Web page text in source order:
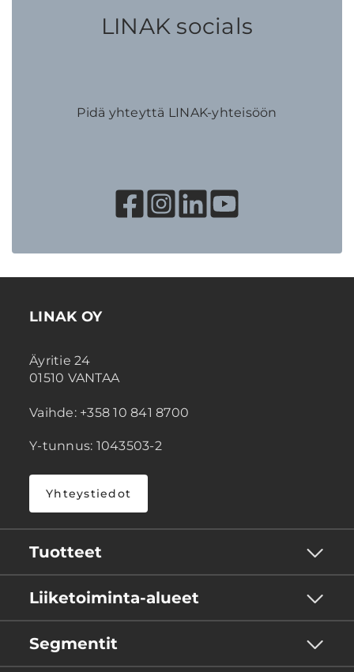
LINAK socials
Pidä yhteyttä LINAK-yhteisöön
LINAK OY
Äyritie 24
01510 VANTAA
Vaihde: +358 10 841 8700
Y-tunnus: 1043503-2
Yhteystiedot
Tuotteet
Liiketoiminta-alueet
Segmentit